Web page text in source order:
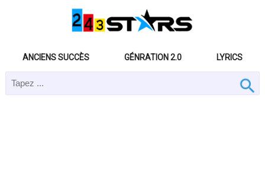
ANCIENS SUCCÈS GÉNRATION 2.0 LYRICS